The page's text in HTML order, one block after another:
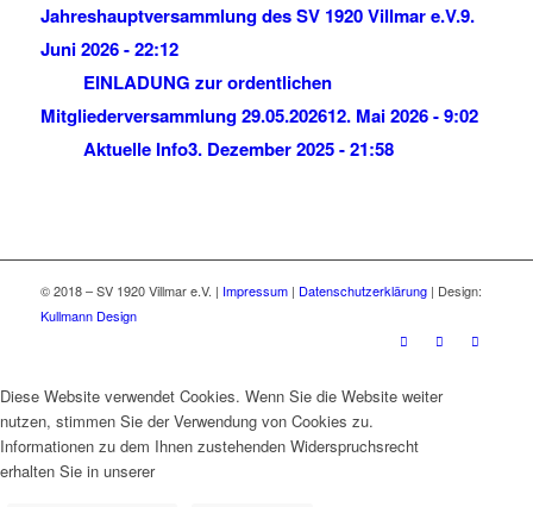
Jahreshauptversammlung des SV 1920 Villmar e.V.9.
Juni 2026 - 22:12
EINLADUNG zur ordentlichen
Mitgliederversammlung 29.05.202612. Mai 2026 - 9:02
Aktuelle Info3. Dezember 2025 - 21:58
© 2018 – SV 1920 Villmar e.V. | Impressum| Datenschutzerklärung| Design:
Kullmann Design
Diese Website verwendet Cookies. Wenn Sie die Website weiter
nutzen, stimmen Sie der Verwendung von Cookies zu.
Informationen zu dem Ihnen zustehenden Widerspruchsrecht
erhalten Sie in unserer